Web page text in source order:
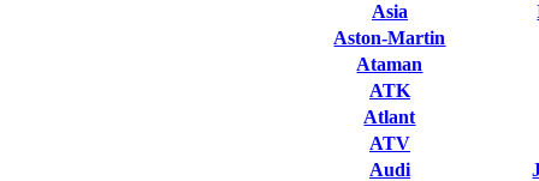
Asia
Aston-Martin
Ataman
ATK
Atlant
ATV
Audi